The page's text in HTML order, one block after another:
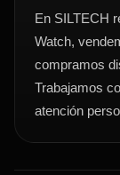
En SILTECH
Watch,
compramos
Trabajamos
atención